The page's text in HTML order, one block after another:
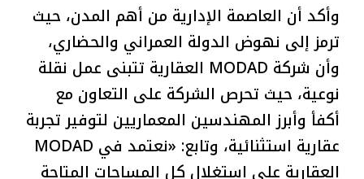
وأكد أن العاصمة الإدارية من أهم المدن، حيث
ترمز إلى نهوض الدولة العمراني والحضاري،
وأن شركة MODAD العقارية تتبنى عمل نقلة
نوعية، حيث تحرص الشركة على التعاون مع
أكفأ وأبرز المهندسين المعماريين لتوفير تجربة
عقارية استثنائية، وتابع: «نعتمد في MODAD
العقارية على استغلال كل المساحات المتاحة